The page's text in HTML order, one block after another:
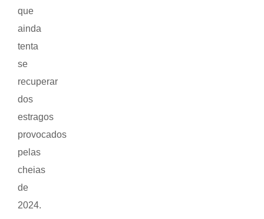
que
ainda
tenta
se
recuperar
dos
estragos
provocados
pelas
cheias
de
2024.